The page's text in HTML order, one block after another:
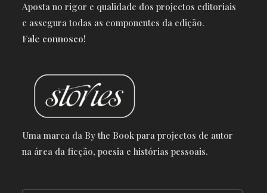
Aposta no rigor e qualidade dos projectos editoriais
e assegura todas as componentes da edição.
Fale connosco!
Uma marca da By the Book para projectos de autor
na área da ficção, poesia e histórias pessoais.